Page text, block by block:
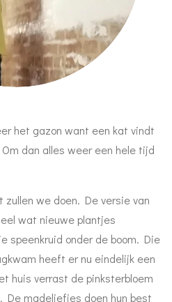
het gazon want een kat vindt
dan alles weer een hele tijd
we doen. De versie van
wat nieuwe plantjes
speenkruid onder de boom. Die
heeft er nu eindelijk een
huis verrast de pinksterbloem
De madeliefjes doen hun best